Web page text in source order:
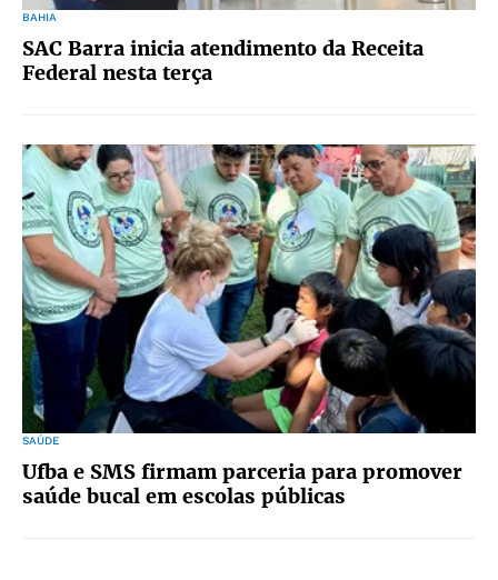
BAHIA
SAC Barra inicia atendimento da Receita
Federal nesta terça
SAÚDE
Ufba e SMS firmam parceria para promover
saúde bucal em escolas públicas